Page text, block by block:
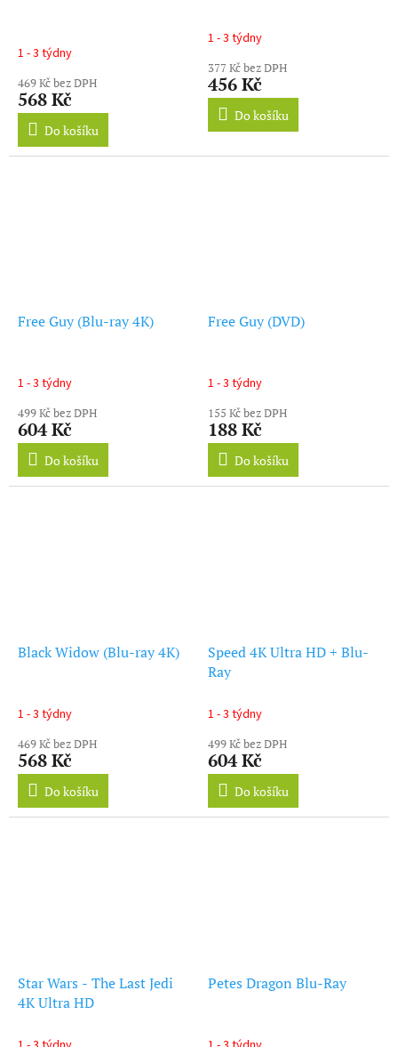
1 - 3 týdny
469 Kč bez DPH
568 Kč
Do košíku
Průměrné
produktu
je
5,0
hvězdiček.
1 - 3 týdny
377 Kč bez DPH
456 Kč
Do košíku
Free Guy (Blu-ray 4K)
1 - 3 týdny
499 Kč bez DPH
604 Kč
Do košíku
Free Guy (DVD)
1 - 3 týdny
155 Kč bez DPH
188 Kč
Do košíku
Black Widow (Blu-ray 4K)
1 - 3 týdny
469 Kč bez DPH
568 Kč
Do košíku
Speed 4K Ultra HD + Blu-
Ray
1 - 3 týdny
499 Kč bez DPH
604 Kč
Do košíku
Star Wars - The Last Jedi
4K Ultra HD
Petes Dragon Blu-Ray